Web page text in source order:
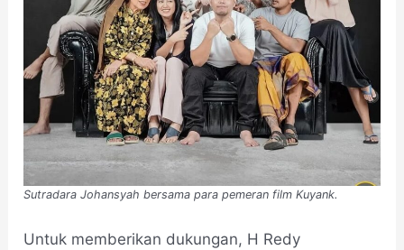
Sutradara Johansyah bersama para pemeran film Kuyank.
Untuk memberikan dukungan, H Redy